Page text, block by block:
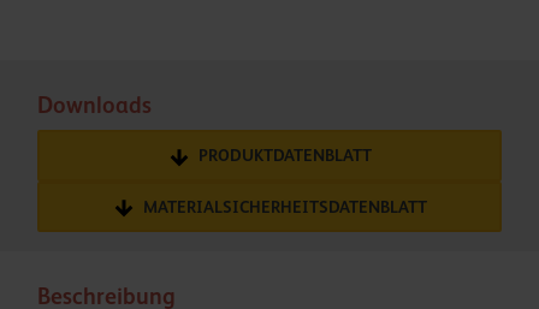
Downloads
PRODUKTDATENBLATT
MATERIALSICHERHEITSDATENBLATT
Beschreibung